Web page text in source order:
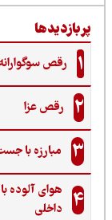
رقص سوگوارانه؛
رقص عزا
مبارزه با
هوای آلوده با
داخلی